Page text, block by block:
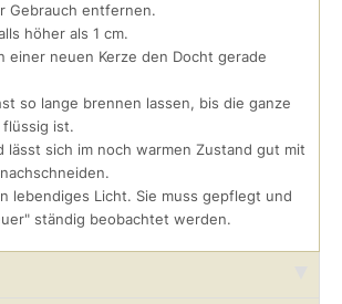
Gebrauch entfernen.
höher als 1 cm.
einer neuen Kerze den Docht gerade
so lange brennen lassen, bis die ganze
flüssig ist.
lässt sich im noch warmen Zustand gut mit
lebendiges Licht. Sie muss gepflegt und
ständig beobachtet werden.